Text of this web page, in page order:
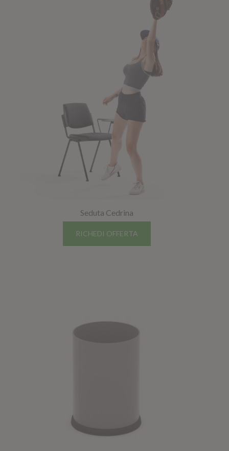
Seduta Cedrina
RICHEDI OFFERTA